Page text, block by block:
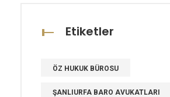
Etiketler
ÖZ HUKUK BÜROSU
ŞANLIURFA BARO AVUKATLARI